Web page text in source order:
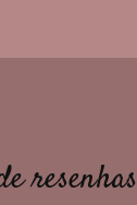
resenhas